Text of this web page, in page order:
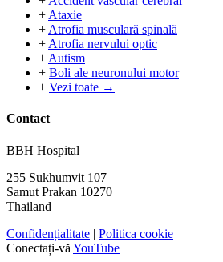
+ Ataxie
+ Atrofia musculară spinală
+ Atrofia nervului optic
+ Autism
+ Boli ale neuronului motor
+ Vezi toate →
Contact
BBH Hospital
255 Sukhumvit 107
Samut Prakan 10270
Thailand
Confidențialitate | Politica cookie
Conectați-vă YouTube